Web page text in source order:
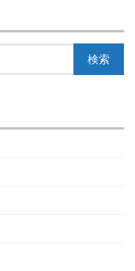
検索